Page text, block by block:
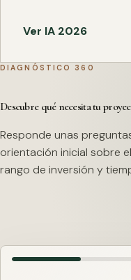
Ver IA 2026
DIAGNÓSTICO 360
Descubre qué necesita tu
Responde unas
orientación inicial sobre
rango de inversión y